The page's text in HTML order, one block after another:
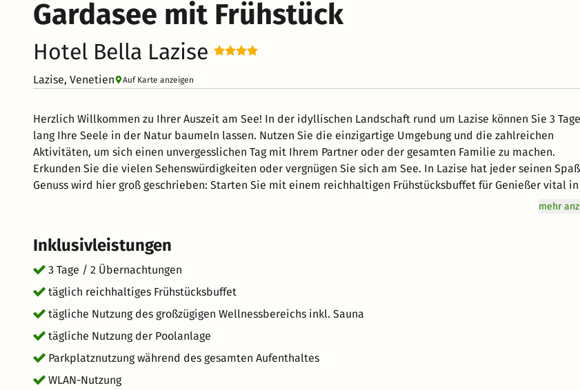
Gardasee mit Frühstück
Hotel Bella Lazise
Lazise, Venetien Auf Karte anzeigen
Herzlich Willkommen zu Ihrer Auszeit am See! In der idyllischen Landschaft rund um Lazise können Sie 3 Tage
lang Ihre Seele in der Natur baumeln lassen. Nutzen Sie die einzigartige Umgebung und die zahlreichen
Aktivitäten, um sich einen unvergesslichen Tag mit Ihrem Partner oder der gesamten Familie zu machen.
Erkunden Sie die vielen Sehenswürdigkeiten oder vergnügen Sie sich am See. In Lazise hat jeder seinen
Genuss wird hier groß geschrieben: Starten Sie mit einem reichhaltigen Frühstücksbuffet für Genießer vital
Tag. Freuen Sie sich auf hervorragenden Service und eine entspannte Atmosphäre für einen einzigartigen
mehr
Inklusivleistungen
3 Tage / 2 Übernachtungen
täglich reichhaltiges Frühstücksbuffet
tägliche Nutzung des großzügigen Wellnessbereichs inkl. Sauna
tägliche Nutzung der Poolanlage
Parkplatznutzung während des gesamten Aufenthaltes
WLAN-Nutzung